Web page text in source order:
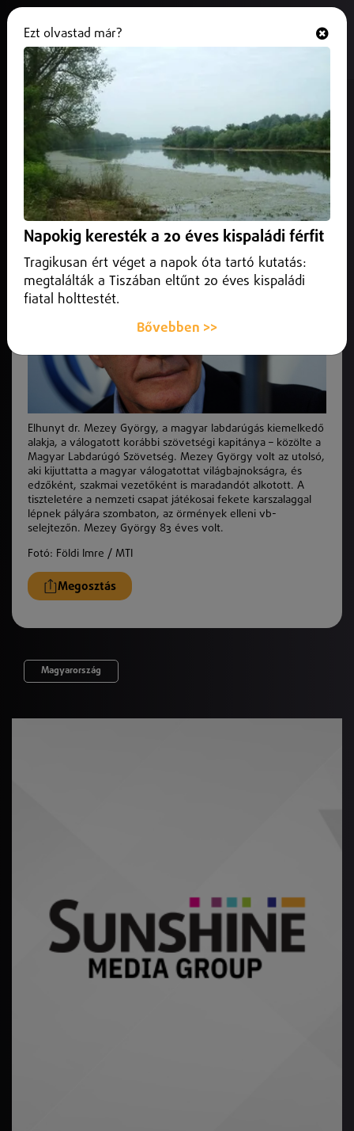
Fekete karszalaggal lép pályára a
válogatott.
2025. október 08.Sport
Elhunyt Mezey György, a magyar futball legendás mestere.
Elhunyt dr. Mezey György, a magyar labdarúgás kiemelkedő
alakja, a válogatott korábbi szövetségi kapitánya – közölte a
Magyar Labdarúgó Szövetség. Mezey György volt az utolsó,
aki kijuttatta a magyar válogatottat világbajnokságra, és
edzőként, szakmai vezetőként is maradandót alkotott. A
tiszteletére a nemzeti csapat játékosai fekete karszalaggal
lépnek pályára szombaton, az örmények elleni vb-
selejtezőn. Mezey György 83 éves volt.
Fotó: Földi Imre / MTI
Megosztás
Magyarország
Ezt olvastad már?
Napokig keresték a 20 éves kispaládi férfit
Tragikusan ért véget a napok óta tartó kutatás:
megtalálták a Tiszában eltűnt 20 éves kispaládi
fiatal holttestét.
Bővebben >>